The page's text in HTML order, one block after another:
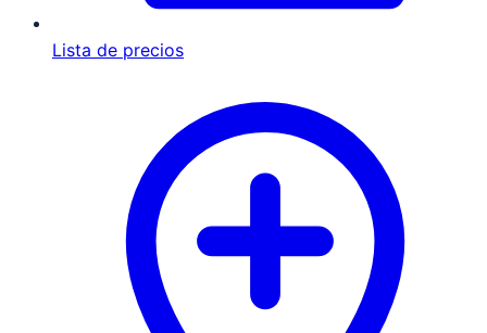
Lista de precios